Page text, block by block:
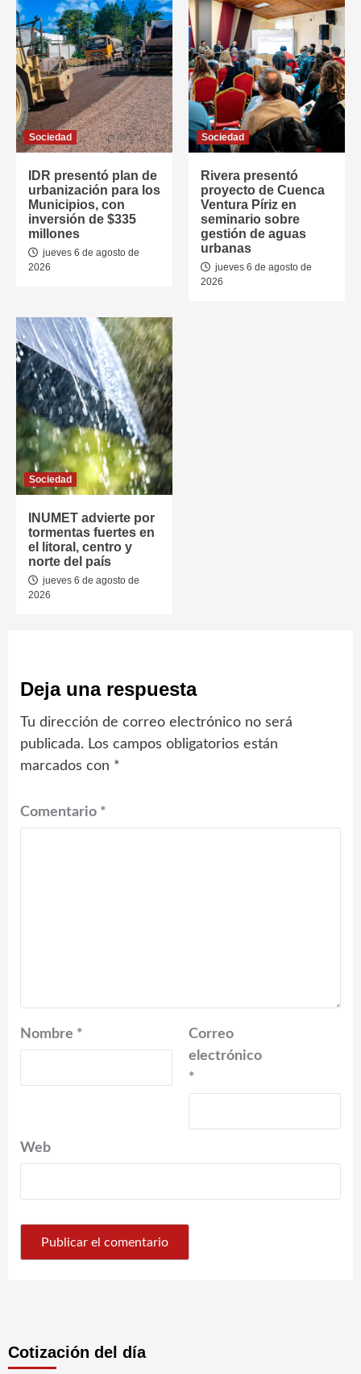
Sociedad
IDR presentó plan de
urbanización para los
Municipios, con
inversión de $335
millones
jueves 6 de agosto de
2026
Sociedad
Rivera presentó
proyecto de Cuenca
Ventura Píriz en
seminario sobre
gestión de aguas
urbanas
jueves 6 de agosto de
2026
Sociedad
INUMET advierte por
tormentas fuertes en
el litoral, centro y
norte del país
jueves 6 de agosto de
2026
Deja una respuesta
Tu dirección de correo electrónico no será
publicada. Los campos obligatorios están
marcados con *
Comentario *
Nombre *
Correo
electrónico
*
Web
Cotización del día